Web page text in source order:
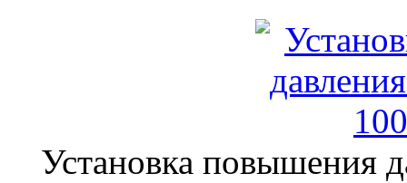
Установка повышения